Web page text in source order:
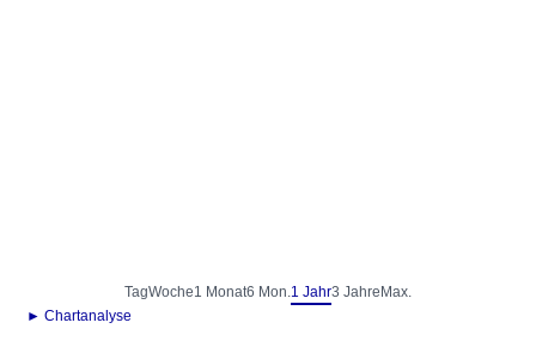
TagWoche1 Monat6 Mon.1 Jahr3 Jahre Max.
► Chartanalyse